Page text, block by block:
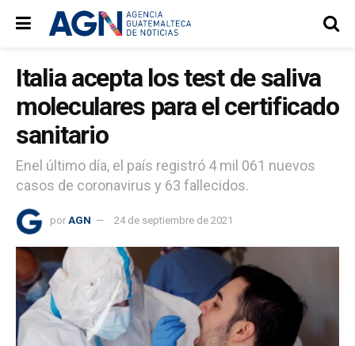
Italia acepta los test de saliva
moleculares para el certificado
sanitario
Enel último día, el país registró 4 mil 061 nuevos
casos de coronavirus y 63 fallecidos.
por AGN 24 de septiembre de 2021